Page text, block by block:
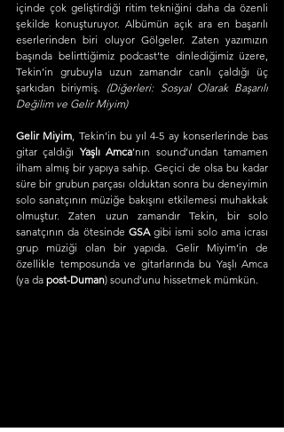
içinde çok geliştirdiği ritim tekniğini daha da özenli
şekilde konuşturuyor. Albümün açık ara en başarılı
eserlerinden biri oluyor Gölgeler. Zaten yazımızın
başında belirttiğimiz podcast’te dinlediğimiz üzere,
Tekin’in grubuyla uzun zamandır canlı çaldığı üç
şarkıdan biriymiş. (Diğerleri: Sosyal Olarak Başarılı
Değilim ve Gelir Miyim)
Gelir Miyim, Tekin’in bu yıl 4-5 ay konserlerinde bas
gitar çaldığı Yaşlı Amca’nın sound’undan tamamen
ilham almış bir yapıya sahip. Geçici de olsa bu kadar
süre bir grubun parçası olduktan sonra bu deneyimin
solo sanatçının müziğe bakışını etkilemesi muhakkak
olmuştur. Zaten uzun zamandır Tekin, bir solo
sanatçının da ötesinde GSA gibi ismi solo ama icrası
grup müziği olan bir yapıda. Gelir Miyim’in de
özellikle temposunda ve gitarlarında bu Yaşlı Amca
(ya da post-Duman) sound’unu hissetmek mümkün.